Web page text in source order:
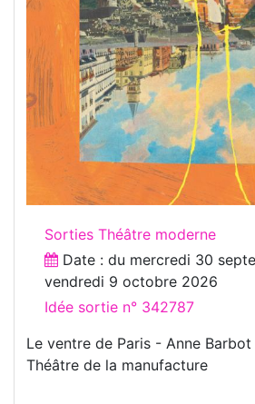
Sorties Théâtre moderne
Date : du mercredi 30
vendredi 9 octobre 2026
Idée sortie n° 342787
Le ventre de Paris - Anne Barbot
Théâtre de la manufacture